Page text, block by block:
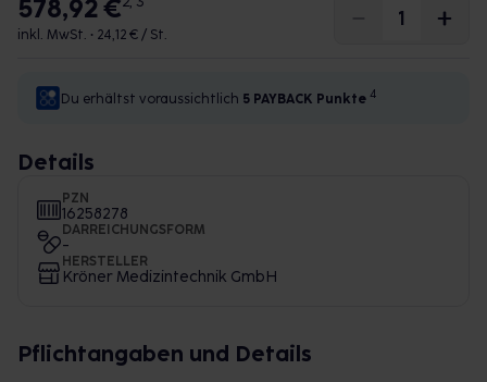
578,92 €
inkl. MwSt. • 24,12 € / St.
Du erhältst voraussichtlich 5 PAYBACK Punkte 4
Details
PZN
16258278
DARREICHUNGSFORM
-
HERSTELLER
Kröner Medizintechnik GmbH
Pflichtangaben und Details